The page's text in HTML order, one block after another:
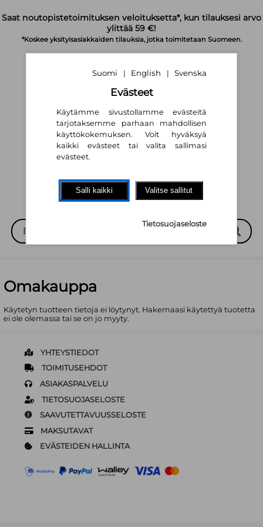
Saat noutopistetoimituksen veloituksetta*, kun tilauksesi arvo
ylittää 59 €!
*Koskee yksityisasiakkaiden tilauksia, jotka toimitetaan Suomeen.
Suomi | English | Svenska
Omakauppa
Käytetyn tuotteen tietoja ei löytynyt. Hakemaasi käytettyä tuotetta
ei ole olemassa tai se on jo myyty.
YHTEYSTIEDOT
TOIMITUSEHDOT
ASIAKASPALVELU
TIETOSUOJASELOSTE
SAAVUTETTAVUUSSELOSTE
MAKSUTAVAT
EVÄSTEIDEN HALLINTA
Suomi | English | Svenska
Evästeet
Käytämme sivustollamme evästeitä
tarjotaksemme parhaan mahdollisen
käyttökokemuksen. Voit hyväksyä
kaikki evästeet tai valita sallimasi
evästeet.
Salli kaikki Valitse sallitut
Tietosuojaseloste